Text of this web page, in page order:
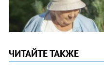
ЧИТАЙТЕ ТАКЖЕ